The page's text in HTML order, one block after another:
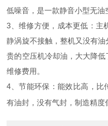
低噪音，是一款静音小型无油
3 、维修方便，成本更低：
静涡旋不接触，整机又没有
贵的空压机冷却油，大大降
维修费用。
4 、节能环保：能效比高，比
有油封，没有气封，制造精度